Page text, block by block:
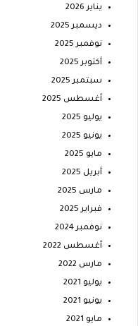
يناير 2026
ديسمبر 2025
نوفمبر 2025
أكتوبر 2025
سبتمبر 2025
أغسطس 2025
يوليو 2025
يونيو 2025
مايو 2025
أبريل 2025
مارس 2025
فبراير 2025
نوفمبر 2024
أغسطس 2022
مارس 2022
يوليو 2021
يونيو 2021
مايو 2021